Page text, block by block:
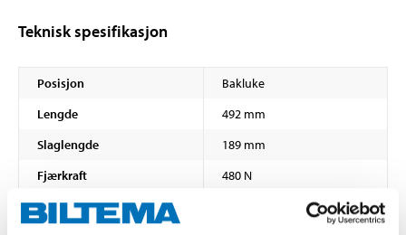
Teknisk spesifikasjon
Posisjon
Bakluke
Lengde
492 mm
Slaglengde
189 mm
Fjærkraft
480 N